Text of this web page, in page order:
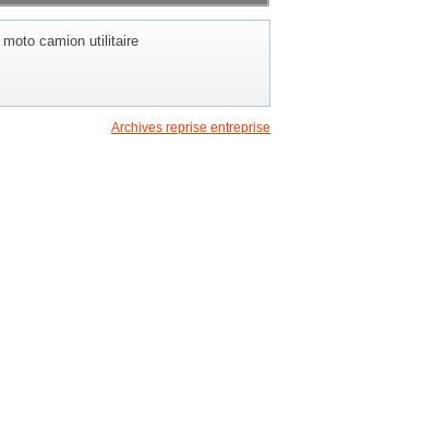
camion utilitaire
Archives reprise entreprise